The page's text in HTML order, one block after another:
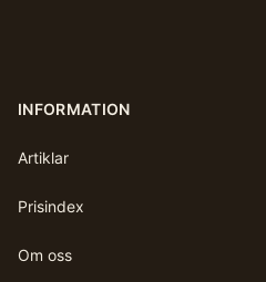
INFORMATION
Artiklar
Prisindex
Om oss